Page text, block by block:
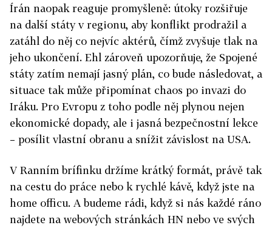
Írán naopak reaguje promyšleně: útoky rozšiřuje
na další státy v regionu, aby konflikt prodražil a
zatáhl do něj co nejvíc aktérů, čímž zvyšuje tlak na
jeho ukončení. Ehl zároveň upozorňuje, že Spojené
státy zatím nemají jasný plán, co bude následovat, a
situace tak může připomínat chaos po invazi do
Iráku. Pro Evropu z toho podle něj plynou nejen
ekonomické dopady, ale i jasná bezpečnostní lekce
– posílit vlastní obranu a snížit závislost na USA.
V Ranním brífinku držíme krátký formát, právě tak
na cestu do práce nebo k rychlé kávě, když jste na
home officu. A budeme rádi, když si nás každé ráno
najdete na webových stránkách HN nebo ve svých